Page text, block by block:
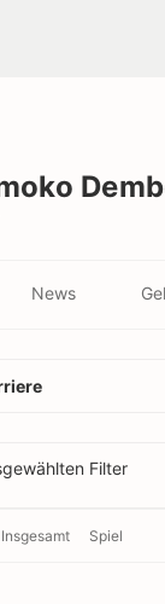
News
Filter
Insgesamt Spiel